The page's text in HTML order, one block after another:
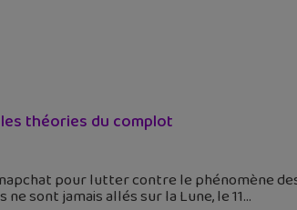
théories du complot
pour lutter contre le phénomène
sont jamais allés sur la Lune, le 11